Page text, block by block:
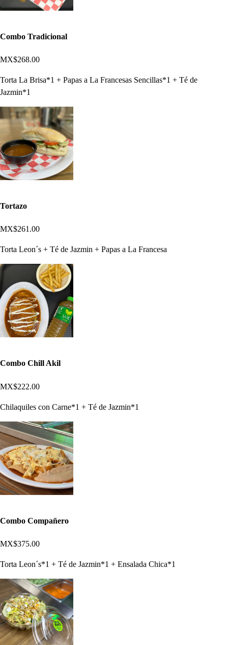
Combo Tradicional
MX$268.00
Torta La Brisa*1 + Papas a La Francesas Sencillas*1 + Té de
Jazmin*1
Tortazo
MX$261.00
Torta Leon´s + Té de Jazmin + Papas a La Francesa
Combo Chill Akil
MX$222.00
Chilaquiles con Carne*1 + Té de Jazmin*1
Combo Compañero
MX$375.00
Torta Leon´s*1 + Té de Jazmin*1 + Ensalada Chica*1